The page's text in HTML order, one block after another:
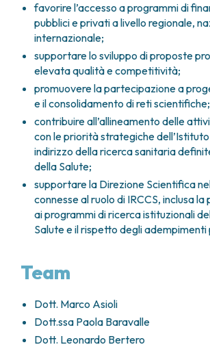
TUMORI VESCICA
TUMORI VULVA
TUMORI DI PELLE, SANGUE E
LEUCEMIE ACUTE
LINFOMI
MELANOMI
MESOTELIOMI
METASTASI DEL SISTEMA
MIELOMI
NEOPLASIE MIELODISPLASTICHE
NEOPLASIE MIELOPROLIFERATIVE
SARCOMI E TUMORI RARI
TUMORI OSSEI
DIGESTIVA
GINECOLOGIA ONCOLOGICA E
EREDITARI
OTORINOLARINGOIATRIA
DIAGNOSTICA E SERVIZI
DIREZIONE ASSISTENZIALE E
ANATOMIA PATOLOGICA
FARMACIA
FISICA SANITARIA
LABORATORIO ANALISI
MEDICINA NUCLEARE
RADIODIAGNOSTICA
RADIOTERAPIA
CONSULENZE
DIETETICA E NUTRIZIONE CLINICA
GENETICA MEDICA
PNEUMOLOGIA
PSICOLOGIA
TERAPIA DEL DOLORE E CURE
favorire l’accesso a programmi di
pubblici e privati a livello regionale,
internazionale;
supportare lo sviluppo di proposte
elevata qualità e competitività;
promuovere la partecipazione a
e il consolidamento di reti scientifiche;
contribuire all’allineamento delle
con le priorità strategiche dell’Istituto
indirizzo della ricerca sanitaria
della Salute;
supportare la Direzione Scientifica
connesse al ruolo di IRCCS, inclusa
ai programmi di ricerca istituzionali
Salute e il rispetto degli adempimenti
Team
Dott. Marco Asioli
Dott.ssa Paola Baravalle
Dott. Leonardo Bertero